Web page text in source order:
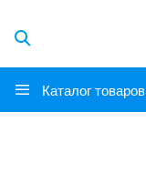
Каталог товаров